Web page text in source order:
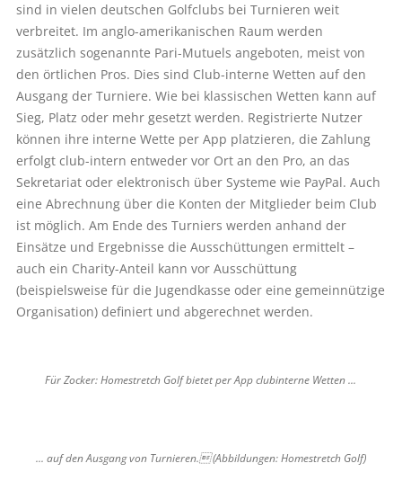
sind in vielen deutschen Golfclubs bei Turnieren weit
verbreitet. Im anglo-amerikanischen Raum werden
zusätzlich sogenannte Pari-Mutuels angeboten, meist von
den örtlichen Pros. Dies sind Club-interne Wetten auf den
Ausgang der Turniere. Wie bei klassischen Wetten kann auf
Sieg, Platz oder mehr gesetzt werden. Registrierte Nutzer
können ihre interne Wette per App platzieren, die Zahlung
erfolgt club-intern entweder vor Ort an den Pro, an das
Sekretariat oder elektronisch über Systeme wie PayPal. Auch
eine Abrechnung über die Konten der Mitglieder beim Club
ist möglich. Am Ende des Turniers werden anhand der
Einsätze und Ergebnisse die Ausschüttungen ermittelt –
auch ein Charity-Anteil kann vor Ausschüttung
(beispielsweise für die Jugendkasse oder eine gemeinnützige
Organisation) definiert und abgerechnet werden.
Für Zocker: Homestretch Golf bietet per App clubinterne Wetten ...
... auf den Ausgang von Turnieren. (Abbildungen: Homestretch Golf)